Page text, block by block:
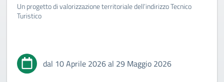
Un progetto di valorizzazione territoriale dell’indirizzo Tecnico
Turistico
dal 10 Aprile 2026 al 29 Maggio 2026